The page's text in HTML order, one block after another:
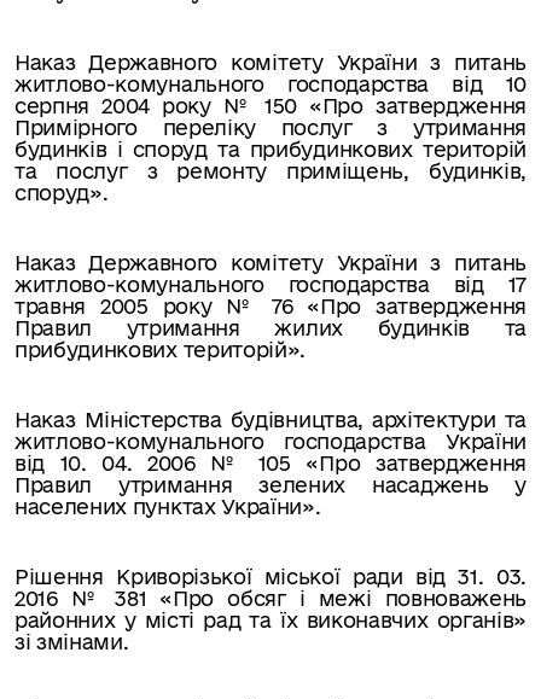
Наказ Державного комітету України з питань
житлово-комунального господарства від 10
серпня 2004 року № 150 «Про затвердження
Примірного переліку послуг з утримання
будинків і споруд та прибудинкових територій
та послуг з ремонту приміщень, будинків,
споруд».
Наказ Державного комітету України з питань
житлово-комунального гос­подарства від 17
травня 2005 року № 76 «Про затвердження
Правил утримання жилих будинків та
прибудинкових територій».
Наказ Міністерства будівництва, архітектури та
житлово-комунального господарства України
від 10. 04. 2006 № 105 «Про затвердження
Правил утримання зелених насаджень у
населених пунктах України».
Рішення Криворізької міської ради від 31. 03.
2016 № 381 «Про обсяг і межі повноважень
районних у місті рад та їх виконавчих органів»
зі змінами.